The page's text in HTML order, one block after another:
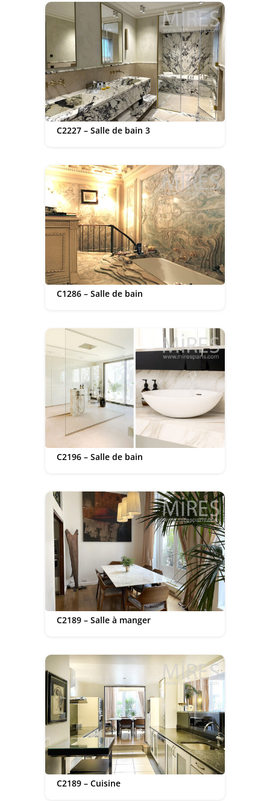
C2227 – Salle de bain 3
C1286 – Salle de bain
C2196 – Salle de bain
C2189 – Salle à manger
C2189 – Cuisine